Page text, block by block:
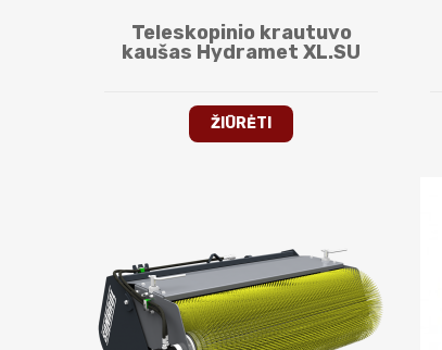
Teleskopinio krautuvo
kaušas Hydramet XL.SU
ŽIŪRĖTI